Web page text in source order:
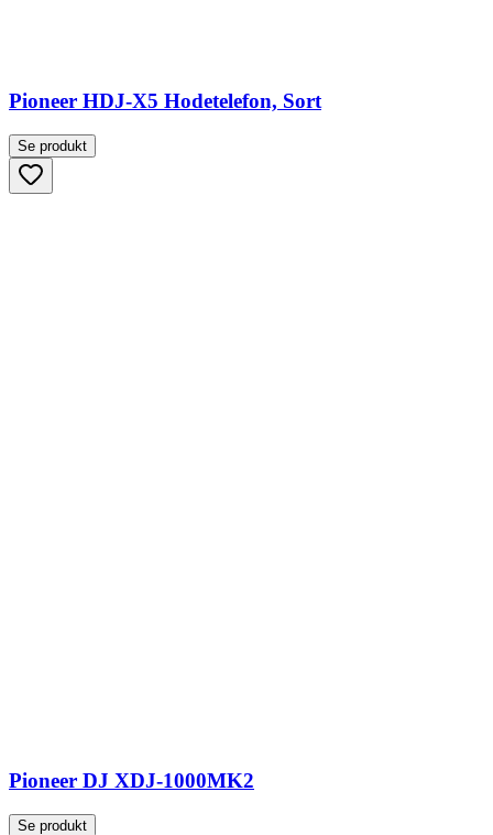
Pioneer HDJ-X5 Hodetelefon, Sort
Se produkt
Pioneer DJ XDJ-1000MK2
Se produkt